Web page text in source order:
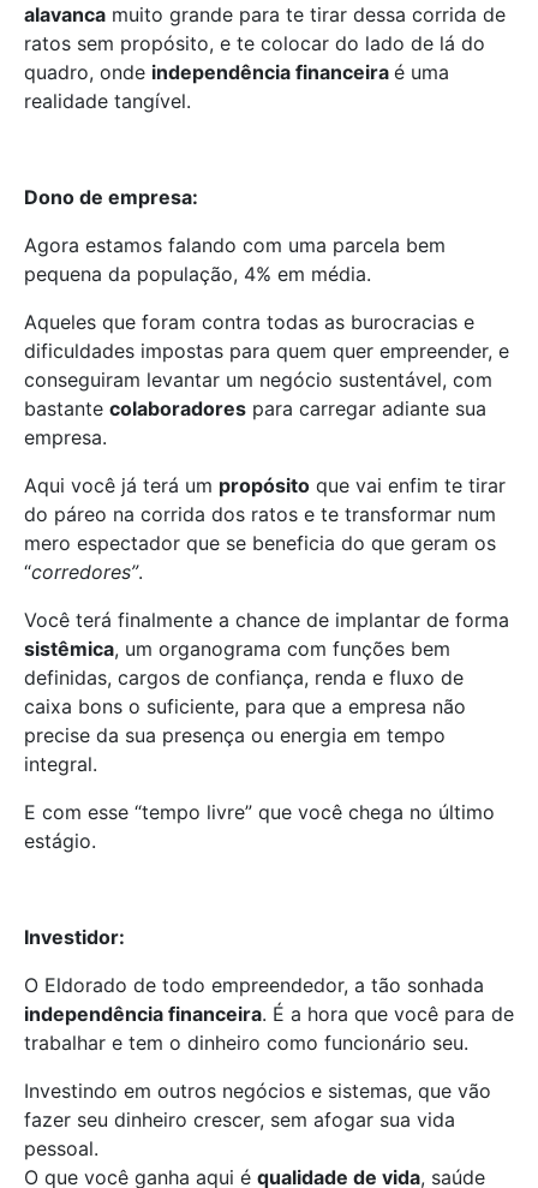
alavanca muito grande para te tirar dessa corrida de
ratos sem propósito, e te colocar do lado de lá do
quadro, onde independência financeira é uma
realidade tangível.
Dono de empresa:
Agora estamos falando com uma parcela bem
pequena da população, 4% em média.
Aqueles que foram contra todas as burocracias e
dificuldades impostas para quem quer empreender, e
conseguiram levantar um negócio sustentável, com
bastante colaboradores para carregar adiante sua
empresa.
Aqui você já terá um propósito que vai enfim te tirar
do páreo na corrida dos ratos e te transformar num
mero espectador que se beneficia do que geram os
“corredores”.
Você terá finalmente a chance de implantar de forma
sistêmica, um organograma com funções bem
definidas, cargos de confiança, renda e fluxo de
caixa bons o suficiente, para que a empresa não
precise da sua presença ou energia em tempo
integral.
E com esse “tempo livre” que você chega no último
estágio.
Investidor:
O Eldorado de todo empreendedor, a tão sonhada
independência financeira. É a hora que você para de
trabalhar e tem o dinheiro como funcionário seu.
Investindo em outros negócios e sistemas, que vão
fazer seu dinheiro crescer, sem afogar sua vida
pessoal.
O que você ganha aqui é qualidade de vida, saúde